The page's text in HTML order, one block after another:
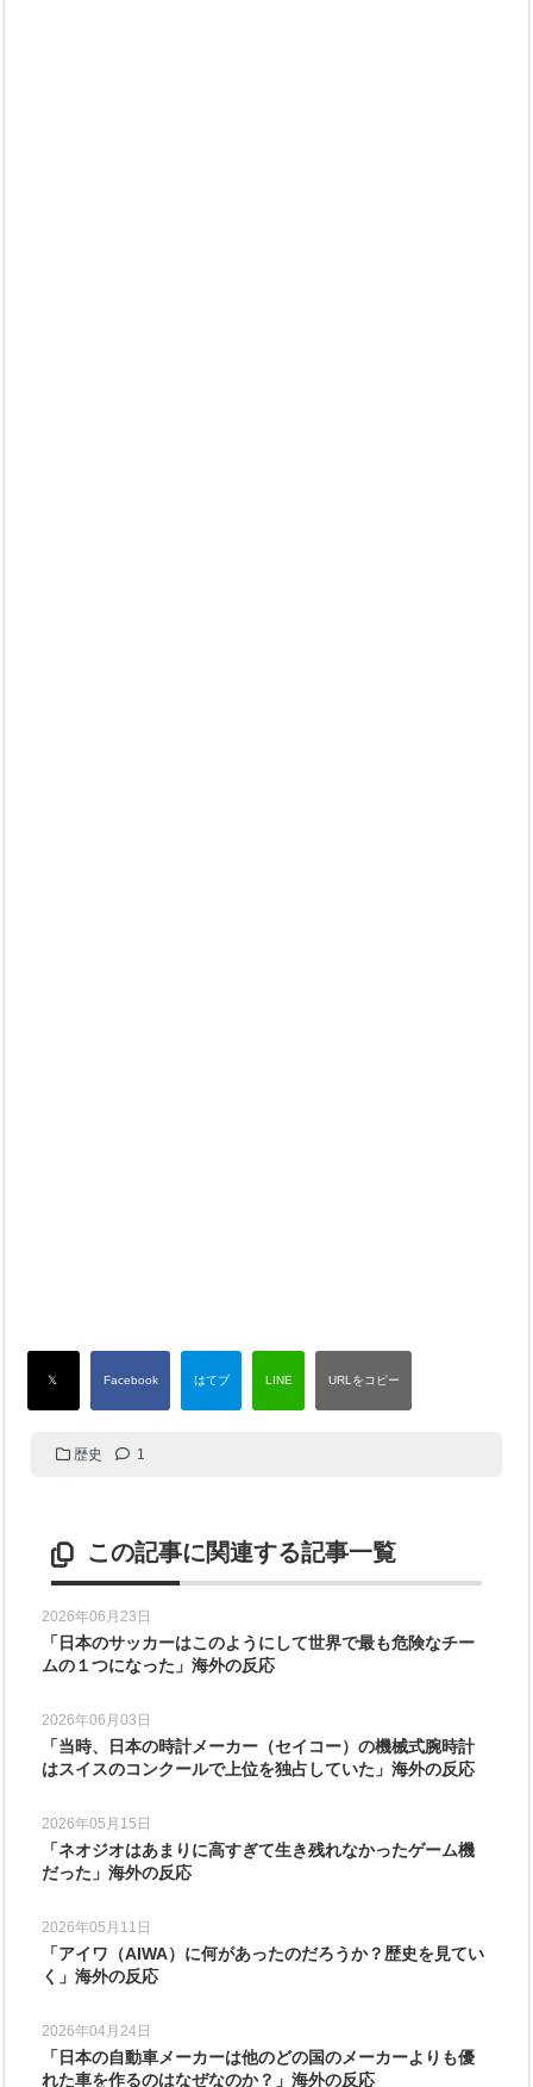
歴史 1
この記事に関連する記事一覧
2026年06月23日
「日本のサッカーはこのようにして世界で最も危険なチー
ムの１つになった」海外の反応
2026年06月03日
「当時、日本の時計メーカー（セイコー）の機械式腕時計
はスイスのコンクールで上位を独占していた」海外の反応
2026年05月15日
「ネオジオはあまりに高すぎて生き残れなかったゲーム機
だった」海外の反応
2026年05月11日
「アイワ（AIWA）に何があったのだろうか？歴史を見てい
く」海外の反応
2026年04月24日
「日本の自動車メーカーは他のどの国のメーカーよりも優
れた車を作るのはなぜなのか？」海外の反応